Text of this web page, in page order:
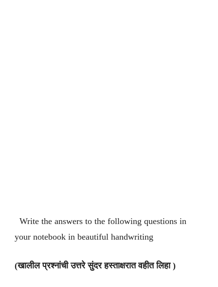
Write the answers to the following questions in
your notebook in beautiful handwriting
(खालील प्रश्नांची उत्तरे सुंदर हस्ताक्षरात वहीत लिहा )